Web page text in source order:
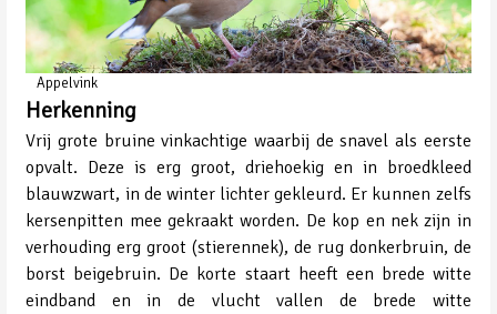
Appelvink
Herkenning
Vrij grote bruine vinkachtige waarbij de snavel als eerste
opvalt. Deze is erg groot, driehoekig en in broedkleed
blauwzwart, in de winter lichter gekleurd. Er kunnen zelfs
kersenpitten mee gekraakt worden. De kop en nek zijn in
verhouding erg groot (stierennek), de rug donkerbruin, de
borst beigebruin. De korte staart heeft een brede witte
eindband en in de vlucht vallen de brede witte